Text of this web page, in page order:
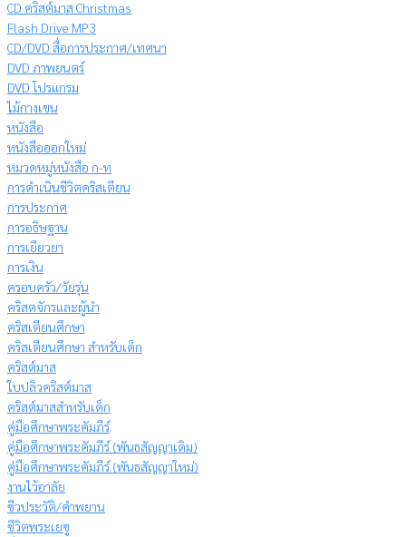
CD คริสต์มาส Christmas
Flash Drive MP3
CD/DVD สื่อการประกาศ/เทศนา
DVD ภาพยนตร์
DVD โปรแกรม
ไม้กางเขน
หนังสือ
หนังสือออกใหม่
หมวดหมู่หนังสือ ก-ท
การดำเนินชีวิตคริสเตียน
การประกาศ
การอธิษฐาน
การเยียวยา
การเงิน
ครอบครัว/วัยรุ่น
คริสตจักรและผู้นำ
คริสเตียนศึกษา
คริสเตียนศึกษา สำหรับเด็ก
คริสต์มาส
ใบปลิวคริสต์มาส
คริสต์มาสสำหรับเด็ก
คู่มือศึกษาพระคัมภีร์
คู่มือศึกษาพระคัมภีร์ (พันธสัญญาเดิม)
คู่มือศึกษาพระคัมภีร์ (พันธสัญญาใหม่)
งานไว้อาลัย
ชีวประวัติ/คำพยาน
ชีวิตพระเยซู